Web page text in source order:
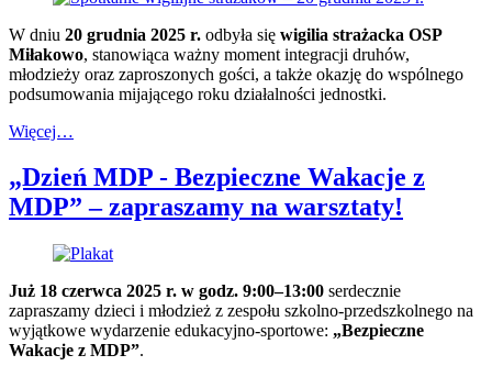
W dniu 20 grudnia 2025 r. odbyła się wigilia strażacka OSP
Miłakowo, stanowiąca ważny moment integracji druhów,
młodzieży oraz zaproszonych gości, a także okazję do wspólnego
podsumowania mijającego roku działalności jednostki.
Więcej…
„Dzień MDP - Bezpieczne Wakacje z
MDP” – zapraszamy na warsztaty!
Już 18 czerwca 2025 r. w godz. 9:00–13:00 serdecznie
zapraszamy dzieci i młodzież z zespołu szkolno-przedszkolnego na
wyjątkowe wydarzenie edukacyjno-sportowe: „Bezpieczne
Wakacje z MDP”.